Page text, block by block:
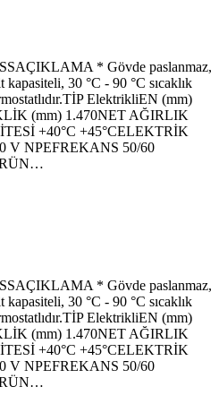
* Gövde paslanmaz,
30 °C - 90 °C sıcaklık
ElektrikliEN (mm)
(mm) 1.470NET AĞIRLIK
+40°C +45°CELEKTRİK
V NPEFREKANS 50/60
* Gövde paslanmaz,
30 °C - 90 °C sıcaklık
ElektrikliEN (mm)
(mm) 1.470NET AĞIRLIK
+40°C +45°CELEKTRİK
V NPEFREKANS 50/60